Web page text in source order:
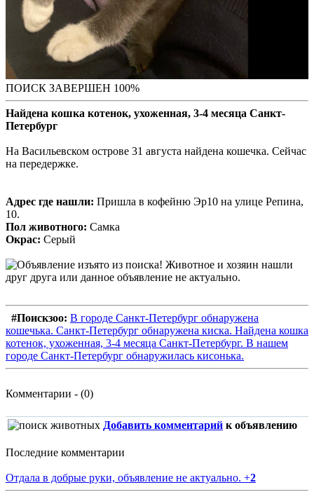
ПОИСК ЗАВЕРШЕН 100%
Найдена кошка котенок, ухоженная, 3-4 месяца Санкт-
Петербург
На Васильевском острове 31 августа найдена кошечка. Сейчас
на передержке.
Адрес где нашли: Пришла в кофейню Эр10 на улице Репина,
10.
Пол животного: Самка
Окрас: Серый
#Поискзоо: В городе Санкт-Петербург обнаружена
кошечька. Санкт-Петербург обнаружена киска. Найдена кошка
котенок, ухоженная, 3-4 месяца Санкт-Петербург. В нашем
городе Санкт-Петербург обнаружилась кисонька.
Комментарии - (0)
Добавить комментарий к объявлению
Последние комментарии
Отдала в добрые руки, объявление не актуально. +2